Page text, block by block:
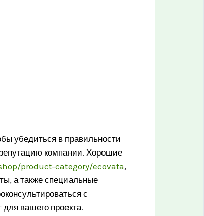
убедиться в правильности
компании. Хорошие
product-category/ecovata,
а также специальные
с
вашего проекта.